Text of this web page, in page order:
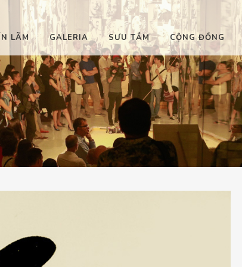
LÃM GALERIA SƯU TẦM CỘNG ĐỒNG